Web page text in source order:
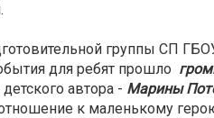
группы СП
для ребят прошло
автора - Марины
к маленькому